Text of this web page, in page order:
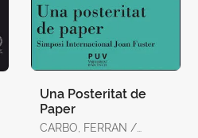
Una Posteritat de
Paper
CARBO, FERRAN /